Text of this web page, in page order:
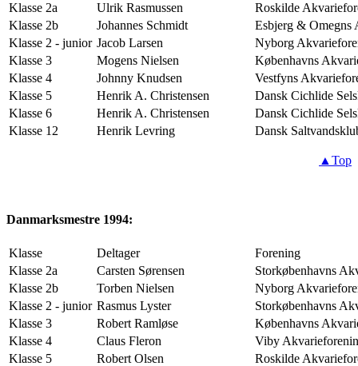
Klasse 2a
Ulrik Rasmussen
Roskilde
Klasse 2b
Johannes Schmidt
Esbjerg & Omegns
Klasse 2 - junior Jacob Larsen
Nyborg
Klasse 3
Mogens Nielsen
Københavns
Klasse 4
Johnny Knudsen
Vestfyns
Klasse 5
Henrik A. Christensen
Dansk Cichlide
Klasse 6
Henrik A. Christensen
Dansk Cichlide
Klasse 12
Henrik Levring Dansk
▲Top
Danmarksmestre 1994:
Klasse Deltager
Forening
Klasse 2a
Carsten Sørensen
Storkøbenhavns
Klasse 2b
Torben Nielsen
Nyborg
Klasse 2 - junior Rasmus Lyster
Storkøbenhavns
Klasse 3
Robert Ramløse
Københavns
Klasse 4
Claus Fleron
Viby
Klasse 5
Robert Olsen
Roskilde